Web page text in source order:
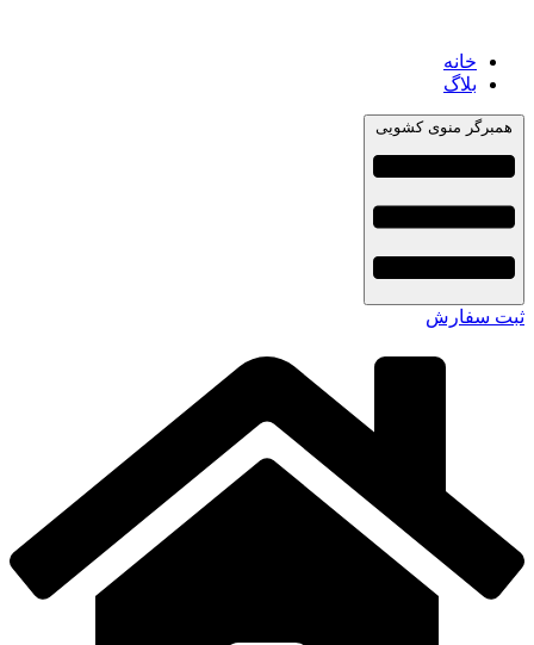
خانه
بلاگ
همبرگر منوی کشویی
ثبت سفارش